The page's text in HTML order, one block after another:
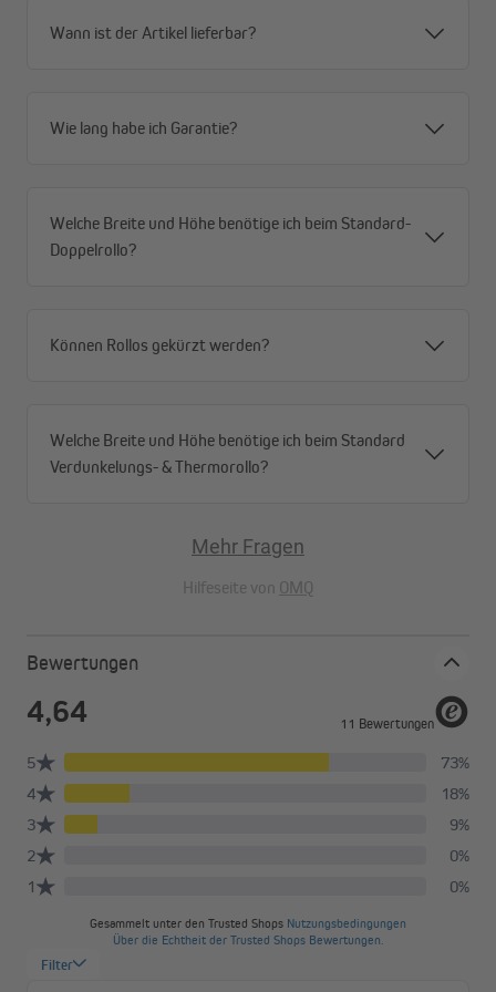
Deine Fenster verdienen das Beste, und genau deshalb bieten
wir dir maßgeschneiderte Ersatzstoffe für deine Doppelrollos
an. Jeder Stoff wird präzise nach deinen Wunschmaßen
gefertigt, um eine makellose Passform und einen nahtlosen
Look zu garantieren. Genieße eine elegante Lösung, die genau
auf deine Bedürfnisse zugeschnitten ist.
Wann ist der Artikel lieferbar?
Wie lang habe ich Garantie?
Welche Breite und Höhe benötige ich beim Standard-
Doppelrollo?
Können Rollos gekürzt werden?
Welche Breite und Höhe benötige ich beim Standard
Verdunkelungs- & Thermorollo?
Mehr Fragen
Hilfeseite von OMQ
Bewertungen